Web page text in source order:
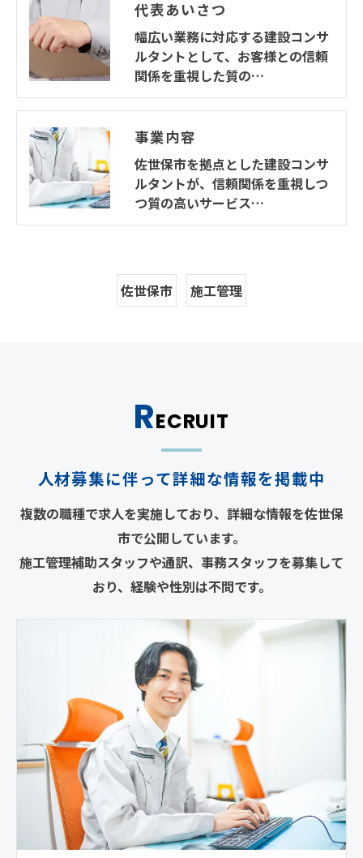
代表あいさつ
幅広い業務に対応する建設コンサ
ルタントとして、お客様との信頼
関係を重視した質の…
事業内容
佐世保市を拠点とした建設コンサ
ルタントが、信頼関係を重視しつ
つ質の高いサービス…
佐世保市 施工管理
人材募集に伴って詳細な情報を掲載中
RECRUIT
複数の職種で求人を実施しており、詳細な情報を佐世保
市で公開しています。
施工管理補助スタッフや通訳、事務スタッフを募集して
おり、経験や性別は不問です。